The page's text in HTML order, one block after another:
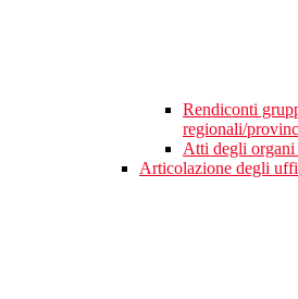
Rendiconti
regionali/
Atti degli
Articolazione degli